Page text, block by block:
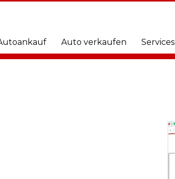
Auto verkaufen Services